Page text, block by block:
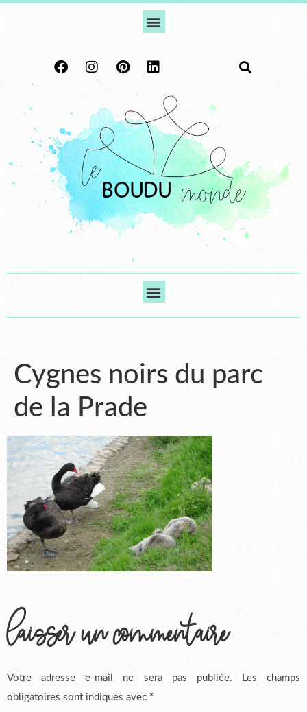
Cygnes noirs du parc
de la Prade
laisser un commentaire
Votre adresse e-mail ne sera pas publiée.
Les champs
obligatoires sont indiqués avec *